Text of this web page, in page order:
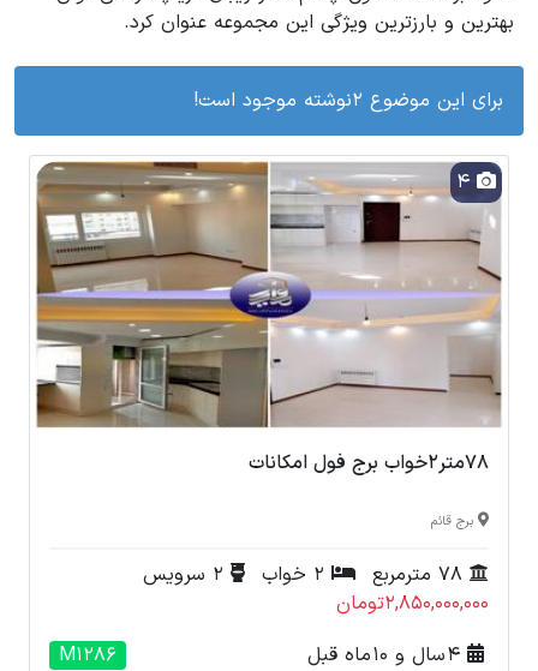
بهترین و بارزترین ویژگی این مجموعه عنوان کرد.
برای این موضوع 2نوشته موجود است!
78متر2خواب برج فول امکانات
برج قائم
2,850,000,000تومان
M1286